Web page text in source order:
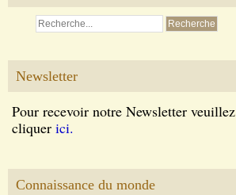
Newsletter
Pour recevoir notre Newsletter veuillez
cliquer ici.
Connaissance du monde